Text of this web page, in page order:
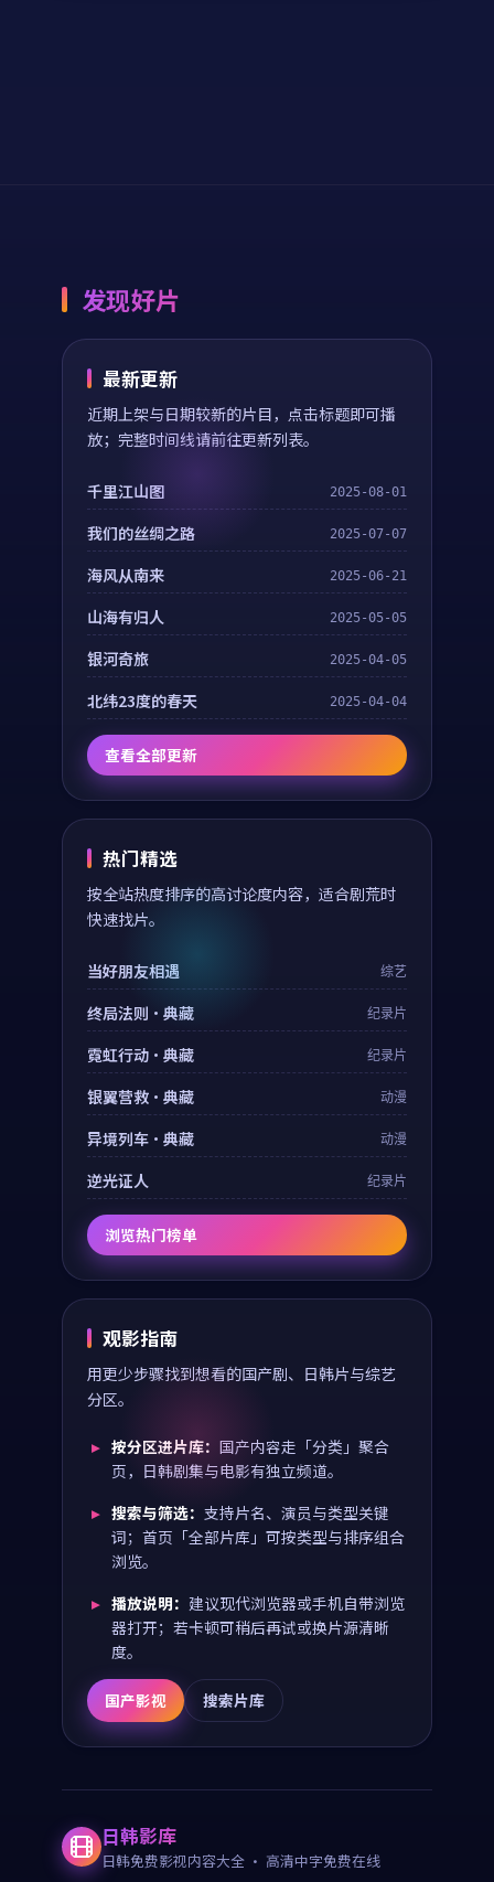
发现好片
最新更新
近期上架与日期较新的片目，点击标题即可播
放；完整时间线请前往更新列表。
千里江山图 2025-08-01
我们的丝绸之路 2025-07-07
海风从南来 2025-06-21
山海有归人 2025-05-05
银河奇旅 2025-04-05
北纬23度的春天 2025-04-04
查看全部更新
热门精选
按全站热度排序的高讨论度内容，适合剧荒时
快速找片。
当好朋友相遇 综艺
终局法则·典藏 纪录片
霓虹行动·典藏 纪录片
银翼营救·典藏 动漫
异境列车·典藏 动漫
逆光证人 纪录片
浏览热门榜单
观影指南
用更少步骤找到想看的国产剧、日韩片与综艺
分区。
按分区进片库： 国产内容走「分类」聚合
页，日韩剧集与电影有独立频道。
搜索与筛选： 支持片名、演员与类型关键
词；首页「全部片库」可按类型与排序组合
浏览。
播放说明： 建议现代浏览器或手机自带浏览
器打开；若卡顿可稍后再试或换片源清晰
度。
国产影视 搜索片库
日韩影库
日韩免费影视内容大全 · 高清中字免费在线